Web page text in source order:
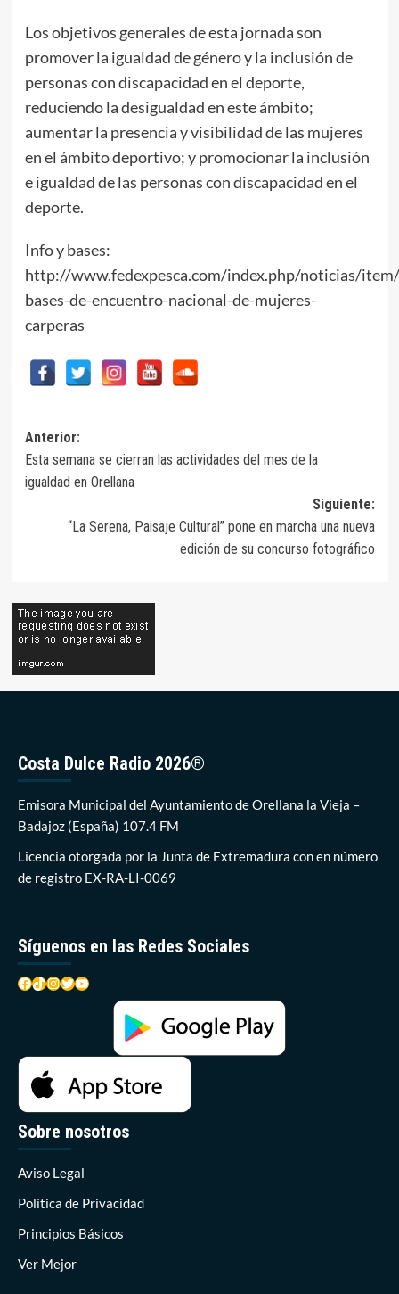
Los objetivos generales de esta jornada son
promover la igualdad de género y la inclusión de
personas con discapacidad en el deporte,
reduciendo la desigualdad en este ámbito;
aumentar la presencia y visibilidad de las mujeres
en el ámbito deportivo; y promocionar la inclusión
e igualdad de las personas con discapacidad en el
deporte.
Info y bases:
http://www.fedexpesca.com/index.php/noticias/
bases-de-encuentro-nacional-de-mujeres-
carperas
Navegación
de
entradas
Anterior:
Esta semana se cierran las actividades del mes de la
igualdad en Orellana
Siguiente:
“La Serena, Paisaje Cultural” pone en marcha una nueva
edición de su concurso fotográfico
Costa Dulce Radio 2026®
Emisora Municipal del Ayuntamiento de Orellana la Vieja –
Badajoz (España) 107.4 FM
Licencia otorgada por la Junta de Extremadura con en número
de registro EX-RA-LI-0069
Síguenos en las Redes Sociales
Facebook
TikTok
Instagram
Twitter
YouTube
Sobre nosotros
Aviso Legal
Política de Privacidad
Principios Básicos
Ver Mejor